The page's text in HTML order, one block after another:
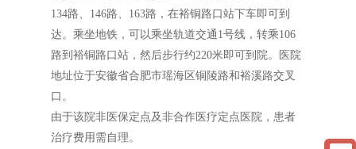
134路、146路、163路，在裕铜路口站下车即可到
达。乘坐地铁，可以乘坐轨道交通1号线，转乘106
路到裕铜路口站，然后步行约220米即可到院。医院
地址位于安徽省合肥市瑶海区铜陵路和裕溪路交叉
口。
由于该院非医保定点及非合作医疗定点医院，患者
治疗费用需自理。